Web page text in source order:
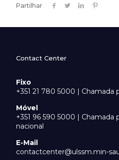
Partilhar
Contact Center
Fixo
+351 21 780 5000 | Chamada
Móvel
+351 96 590 5000 | Chamada
nacional
E-Mail
contactcenter@ulssm.min-